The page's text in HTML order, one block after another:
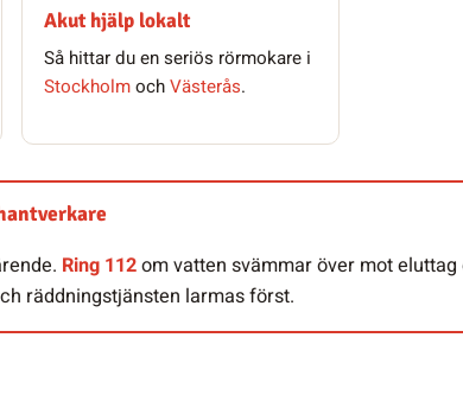
Akut hjälp lokalt
Så hittar du en seriös rörmokare i
StockholmochVästerås.
Ring 112om vatten svämmar över mot eluttag
räddningstjänsten larmas först.